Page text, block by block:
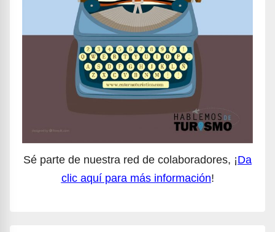
Sé parte de nuestra red de colaboradores, ¡Da
clic aquí para más información!